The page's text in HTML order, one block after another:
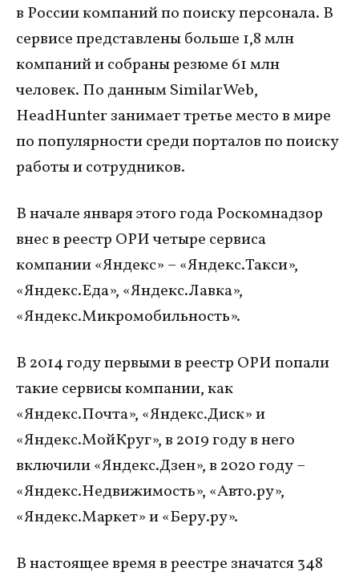
в России компаний по поиску персонала. В
сервисе представлены больше 1,8 млн
компаний и собраны резюме 61 млн
человек. По данным SimilarWeb,
HeadHunter занимает третье место в мире
по популярности среди порталов по поиску
работы и сотрудников.
В начале января этого года Роскомнадзор
внес в реестр ОРИ четыре сервиса
компании «Яндекс» – «Яндекс.Такси»,
«Яндекс.Еда», «Яндекс.Лавка»,
«Яндекс.Микромобильность».
В 2014 году первыми в реестр ОРИ попали
такие сервисы компании, как
«Яндекс.Почта», «Яндекс.Диск» и
«Яндекс.МойКруг», в 2019 году в него
включили «Яндекс.Дзен», в 2020 году –
«Яндекс.Недвижимость», «Авто.ру»,
«Яндекс.Маркет» и «Беру.ру».
В настоящее время в реестре значатся 348